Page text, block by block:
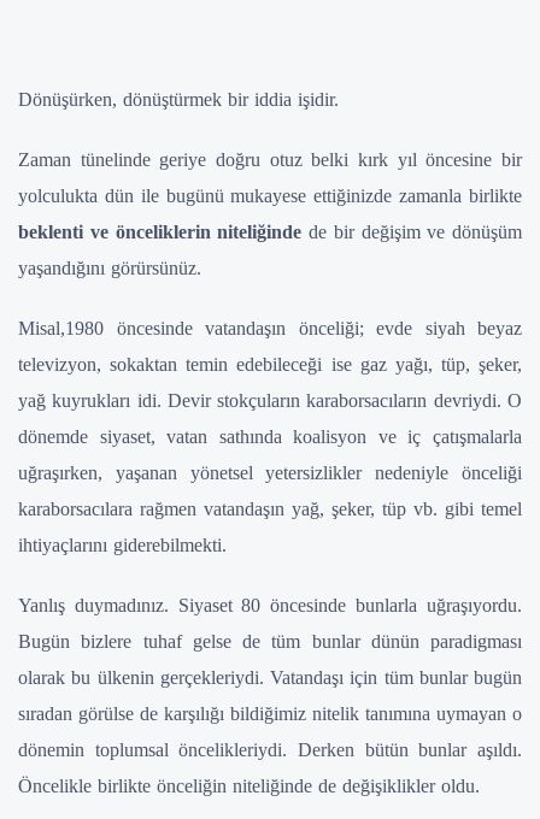
Dönüşürken, dönüştürmek bir iddia işidir.
Zaman tünelinde geriye doğru otuz belki kırk yıl öncesine bir
yolculukta dün ile bugünü mukayese ettiğinizde zamanla birlikte
beklenti ve önceliklerin niteliğinde de bir değişim ve dönüşüm
yaşandığını görürsünüz.
Misal,1980 öncesinde vatandaşın önceliği; evde siyah beyaz
televizyon, sokaktan temin edebileceği ise gaz yağı, tüp, şeker,
yağ kuyrukları idi. Devir stokçuların karaborsacıların devriydi. O
dönemde siyaset, vatan sathında koalisyon ve iç çatışmalarla
uğraşırken, yaşanan yönetsel yetersizlikler nedeniyle önceliği
karaborsacılara rağmen vatandaşın yağ, şeker, tüp vb. gibi temel
ihtiyaçlarını giderebilmekti.
Yanlış duymadınız. Siyaset 80 öncesinde bunlarla uğraşıyordu.
Bugün bizlere tuhaf gelse de tüm bunlar dünün paradigması
olarak bu ülkenin gerçekleriydi. Vatandaşı için tüm bunlar bugün
sıradan görülse de karşılığı bildiğimiz nitelik tanımına uymayan o
dönemin toplumsal öncelikleriydi. Derken bütün bunlar aşıldı.
Öncelikle birlikte önceliğin niteliğinde de değişiklikler oldu.